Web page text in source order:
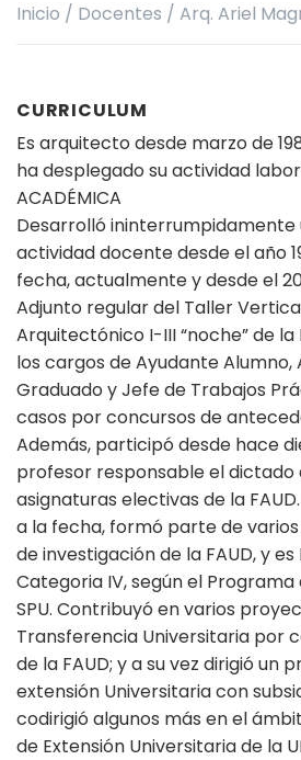
Inicio / Docentes / Arq. Ariel
CURRICULUM
Es arquitecto desde marzo de
ha desplegado su actividad
ACADÉMICA
Desarrolló ininterrumpidamente
actividad docente desde el año
fecha, actualmente y desde el
Adjunto regular del Taller
Arquitectónico I-III “noche” de la
los cargos de Ayudante Alumno,
Graduado y Jefe de Trabajos
casos por concursos de
Además, participó desde hace
profesor responsable el dictado
asignaturas electivas de la
a la fecha, formó parte de
de investigación de la FAUD, y
Categoria IV, según el
SPU. Contribuyó en varios
Transferencia Universitaria por
de la FAUD; y a su vez dirigió un
extensión Universitaria con
codirigió algunos más en el
de Extensión Universitaria de la